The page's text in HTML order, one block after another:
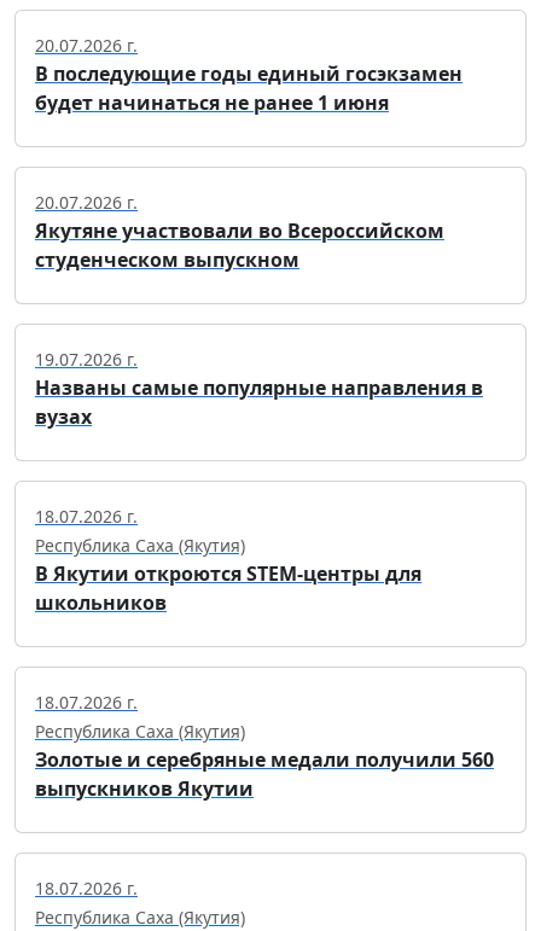
20.07.2026 г.
В последующие годы единый госэкзамен
будет начинаться не ранее 1 июня
20.07.2026 г.
Якутяне участвовали во Всероссийском
студенческом выпускном
19.07.2026 г.
Названы самые популярные направления в
вузах
18.07.2026 г.
Республика Саха (Якутия)
В Якутии откроются STEM-центры для
школьников
18.07.2026 г.
Республика Саха (Якутия)
Золотые и серебряные медали получили 560
выпускников Якутии
18.07.2026 г.
Республика Саха (Якутия)